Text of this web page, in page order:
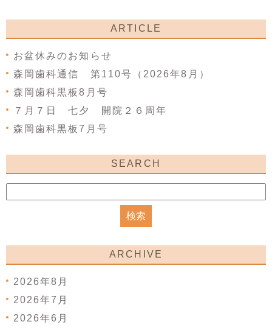
ARTICLE
お盆休みのお知らせ
森岡歯科通信 第110号（2026年8月）
森岡歯科黒板8月号
７月７日 七夕 開院２６周年
森岡歯科黒板7月号
SEARCH
ARCHIVE
2026年8月
2026年7月
2026年6月